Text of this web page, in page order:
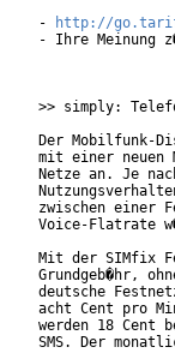
-
http://
- Ihre Meinung
>> simply:
Der Mobilfunk-
mit einer neuen
Netze an. Je
zwischen einer
Voice-
Mit der SIMfix
Grundgeb�hr,
deutsche
acht Cent pro
werden 18 Cent
SMS. Der